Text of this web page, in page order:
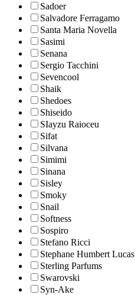
Sadoer
Salvadore Ferragamo
Santa Maria Novella
Sasimi
Senana
Sergio Tacchini
Sevencool
Shaik
Shedoes
Shiseido
SIayzu Raioceu
Sifat
Silvana
Simimi
Sinana
Sisley
Smoky
Snail
Softness
Sospiro
Stefano Ricci
Stephane Humbert Lucas
Sterling Parfums
Swarovski
Syn-Ake